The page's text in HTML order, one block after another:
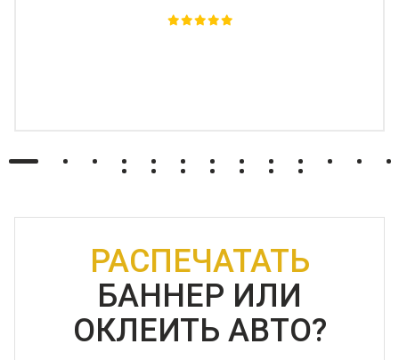
РАСПЕЧАТАТЬ
БАННЕР ИЛИ
ОКЛЕИТЬ АВТО?